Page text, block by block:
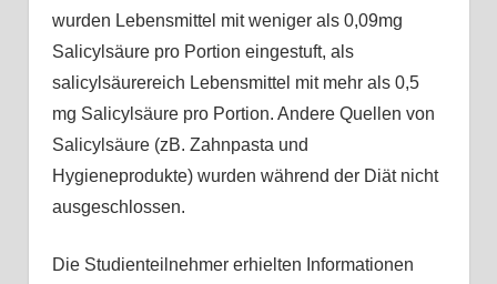
wurden Lebensmittel mit weniger als 0,09mg
Salicylsäure pro Portion eingestuft, als
salicylsäurereich Lebensmittel mit mehr als 0,5
mg Salicylsäure pro Portion. Andere Quellen von
Salicylsäure (zB. Zahnpasta und
Hygieneprodukte) wurden während der Diät nicht
ausgeschlossen.
Die Studienteilnehmer erhielten Informationen